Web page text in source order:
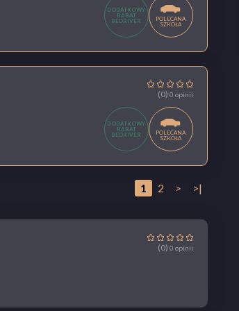
DODATKOWY
RABAT
BEDRIVER
POLECANA
SZKOŁA
(0) 0 opinii
DODATKOWY
RABAT
BEDRIVER
POLECANA
SZKOŁA
1 2 > >|
(0) 0 opinii